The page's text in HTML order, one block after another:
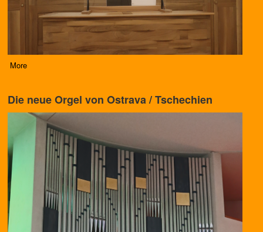
More
Die neue Orgel von Ostrava / Tschechien